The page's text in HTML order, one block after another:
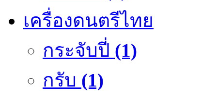
เครื่องดนตรีไทย
กระจับปี่ (1)
กรับ (1)